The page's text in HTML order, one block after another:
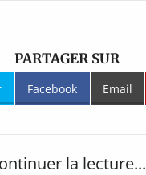
PARTAGER SUR
Facebook Email
la lecture...